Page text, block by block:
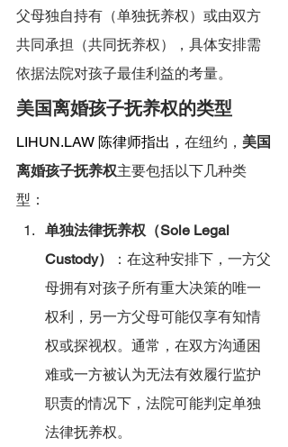
父母独自持有（单独抚养权）或由双方
共同承担（共同抚养权），具体安排需
依据法院对孩子最佳利益的考量。
美国离婚孩子抚养权的类型
LIHUN.LAW 陈律师指出， 在纽约， 美国
离婚孩子抚养权主要包括以下几种类
型：
单独法律抚养权（Sole Legal
Custody）
：在这种安排下，一方父
母拥有对孩子所有重大决策的唯一
权利，另一方父母可能仅享有知情
权或探视权。通常，在双方沟通困
难或一方被认为无法有效履行监护
职责的情况下，法院可能判定单独
法律抚养权。